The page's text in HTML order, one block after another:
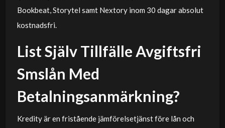
Bookbeat, Storytel samt Nextory inom 30 dagar absolut
kostnadsfri.
List Själv Tillfälle Avgiftsfri
Smslån Med
Betalningsanmärkning?
Kredity är en fristående jämförelsetjänst före lån och